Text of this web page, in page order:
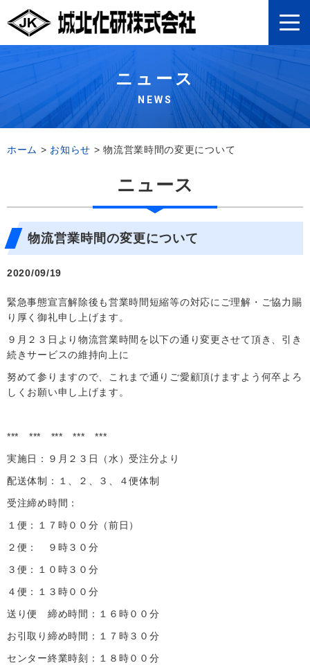
ニュース
NEWS
ホーム > お知らせ >物流営業時間の変更について
ニュース
物流営業時間の変更について
2020/09/19
緊急事態宣言解除後も営業時間短縮等の対応にご理解・ご協力賜
り厚く御礼申し上げます。
９月２３日より物流営業時間を以下の通り変更させて頂き、引き
続きサービスの維持向上に
努めて参りますので、これまで通りご愛顧頂けますよう何卒よろ
しくお願い申し上げます。
*** *** *** *** ***
実施日：９月２３日（水）受注分より
配送体制：１、２、３、４便体制
受注締め時間：
１便：１７時００分（前日）
２便： ９時３０分
３便：１０時３０分
４便：１３時００分
送り便 締め時間：１６時００分
お引取り締め時間：１７時３０分
センター終業時刻：１８時００分